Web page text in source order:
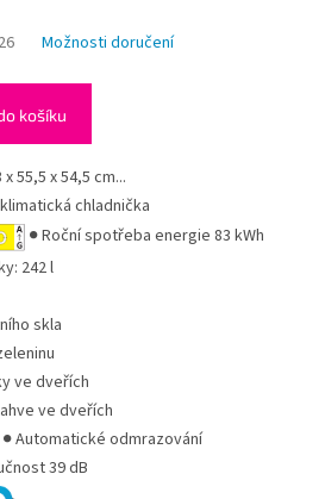
Možnosti doručení
košíku
55,5 x 54,5 cm...
chladnička
● Roční spotřeba energie 83 kWh
242 l
skla
ve dveřích
ve dveřích
Automatické odmrazování
39 dB